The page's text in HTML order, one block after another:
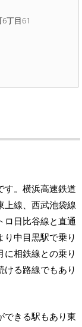
丁目61
す。横浜高速鉄道
上線、西武池袋線
ロ日比谷線と直通
中目黒駅で乗り
相鉄線との乗り
ける路線でもあり
できる駅もあり東